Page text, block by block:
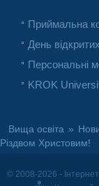
Приймальна
День
Персональні
KROK
Вища освіта »
Різдвом Христовим!
© 2008-2026 -